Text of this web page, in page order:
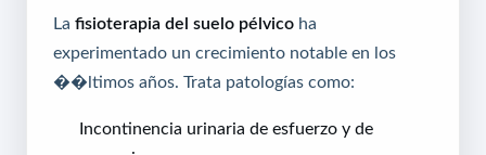
La fisioterapia del suelo pélvico ha
experimentado un crecimiento notable en los
��ltimos años. Trata patologías como:
Incontinencia urinaria de esfuerzo y de